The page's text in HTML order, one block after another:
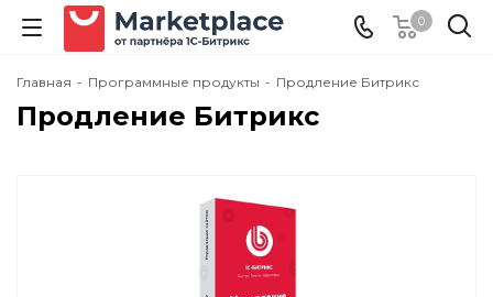
0
Главная - Программные продукты - Продление Битрикс
Продление Битрикс